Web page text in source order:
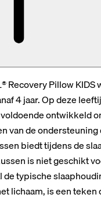
Recovery Pillow
4 jaar. Op deze
ontwikkeld
van de ondersteuning
biedt tijdens de
is niet geschikt
de typische
lichaam, is een teken